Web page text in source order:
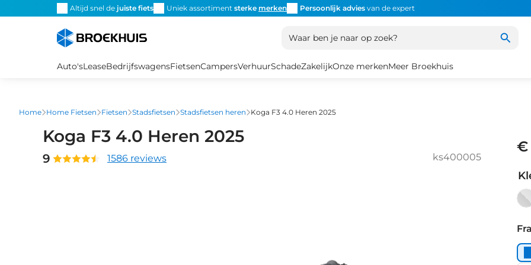
Altijd snel de juiste fiets Uniek assortiment sterke merken Persoonlijk advies van de expert
Waar ben je naar op zoek?
Auto'sLeaseBedrijfswagensFietsenCampersVerhuurSchadeZakelijkOnze merkenMeer Broekhuis
Home Home Fietsen Fietsen Stadsfietsen Stadsfietsen heren Koga F3 4.0 Heren 2025
Koga F3 4.0 Heren 2025
9 1586 reviews ks400005
€